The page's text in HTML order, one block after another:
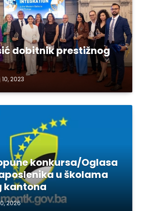
dobitnik prestižnog
2023
konkursa/Oglasa
u školama
kantona
2026